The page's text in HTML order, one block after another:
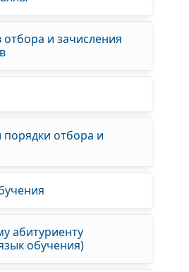
отбора и зачисления
отбора и
абитуриенту
обучения)